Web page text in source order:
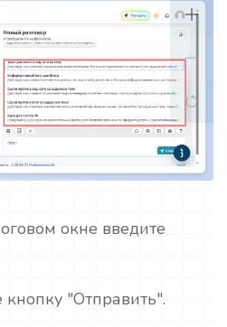
окне введите
"Отправить".